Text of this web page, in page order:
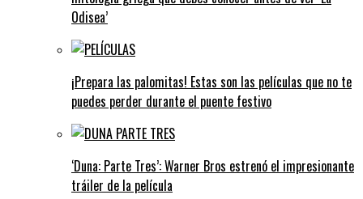
Odisea’
¡Prepara las palomitas! Estas son las películas que no te
puedes perder durante el puente festivo
‘Duna: Parte Tres’: Warner Bros estrenó el impresionante
tráiler de la película